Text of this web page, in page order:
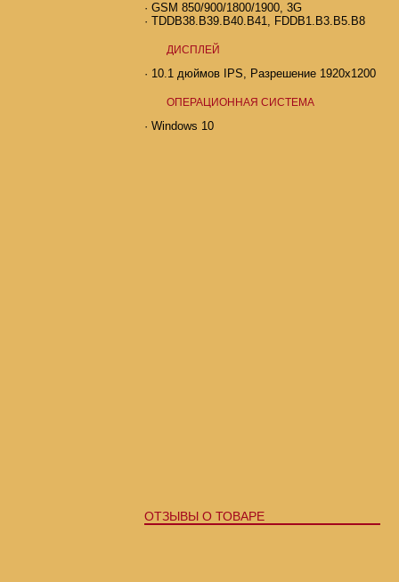
· GSM 850/900/1800/1900, 3G
· TDDB38.B39.B40.B41, FDDB1.B3.B5.B8
ДИСПЛЕЙ
· 10.1дюймов IPS, Разрешение 1920х1200
ОПЕРАЦИОННАЯ СИСТЕМА
· Windows 10
ОТЗЫВЫ О ТОВАРЕ